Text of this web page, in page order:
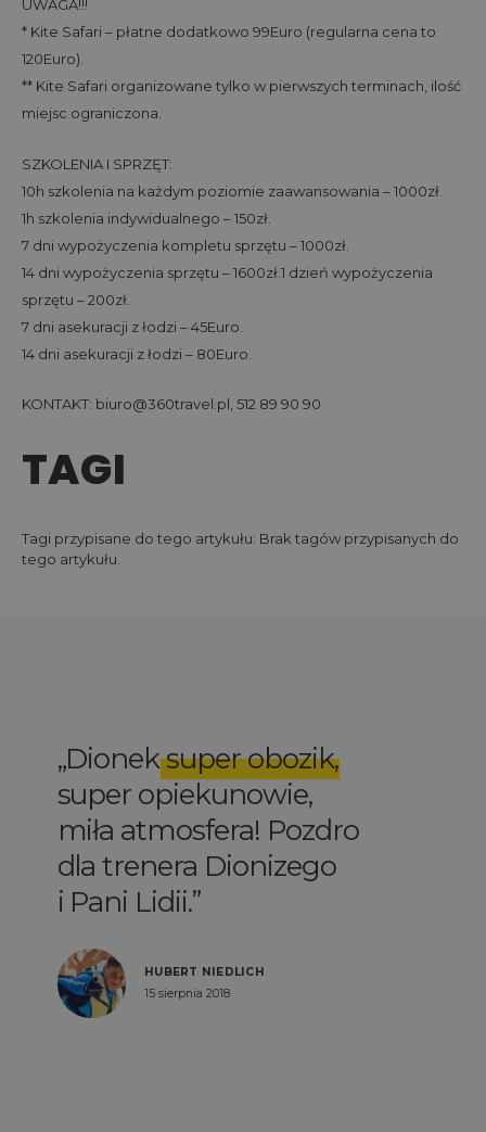
UWAGA!!!
* Kite Safari – płatne dodatkowo 99Euro (regularna cena to
120Euro).
** Kite Safari organizowane tylko w pierwszych terminach, ilość
miejsc ograniczona.
SZKOLENIA I SPRZĘT:
10h szkolenia na każdym poziomie zaawansowania – 1000zł.
1h szkolenia indywidualnego – 150zł.
7 dni wypożyczenia kompletu sprzętu – 1000zł.
14 dni wypożyczenia sprzętu – 1600zł.1 dzień wypożyczenia
sprzętu – 200zł.
7 dni asekuracji z łodzi – 45Euro.
14 dni asekuracji z łodzi – 80Euro.
KONTAKT: biuro@360travel.pl, 512 89 90 90
TAGI
Tagi przypisane do tego artykułu: Brak tagów przypisanych do
tego artykułu.
,
Pozdro
Elegancka szkoła
kitesurfingowa!
profesjonalni
instruktorzy